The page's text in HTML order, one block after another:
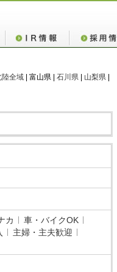
陸全域 | 富山県 | 石川県 山梨県
カ
車・バイクOK
主婦・主夫歓迎